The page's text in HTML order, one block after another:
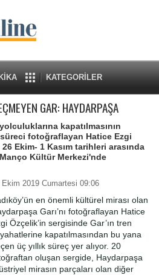
KATEGORİLER
GAR: HAYDARPAŞA
kapatılmasının
süreci fotoğraflayan Hatice Ezgi
Ekim- 1 Kasım tarihleri arasında
Kültür Merkezi'nde
Ekim 2019 Cumartesi 09:06
en önemli kültürel mirası olan
Garı’nı fotoğraflayan Hatice
Özçelik’in sergisinde Gar’ın tren
kapatılmasından bu yana
üç yıllık süreç yer alıyor. 20
oluşan sergide, Haydarpaşa
mirasın parçaları olan diğer